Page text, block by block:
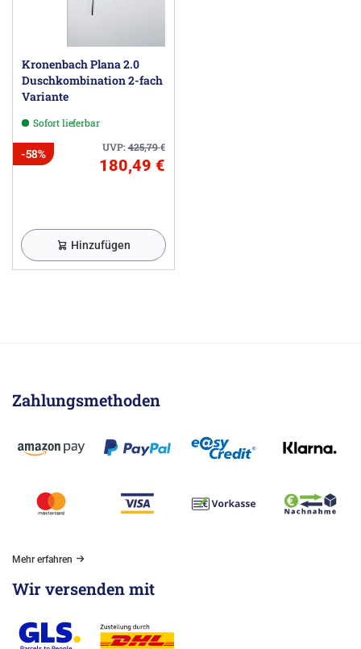
Kronenbach Plana 2.0
Duschkombination 2-fach
Variante
Sofort lieferbar
UVP:425,79€
-58%
180,49 €
Hinzufügen
Zahlungsmethoden
Mehr erfahren
Wir versenden mit